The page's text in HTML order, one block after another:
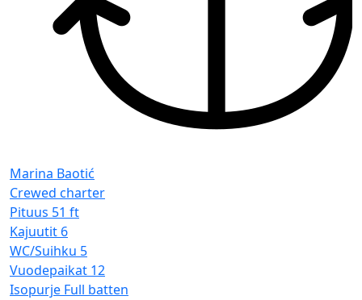
Marina Baotić
Crewed charter
Pituus 51 ft
Kajuutit 6
WC/Suihku 5
Vuodepaikat 12
Isopurje Full batten